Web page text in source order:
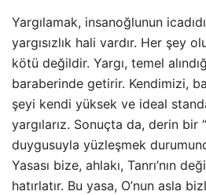
Yargılamak, insanoğlunun
yargısızlık hali vardır. Her şey
kötü değildir. Yargı, temel
baraberinde getirir. Kendimizi,
şeyi kendi yüksek ve ideal
yargılarız. Sonuçta da, derin bir
duygusuyla yüzleşmek
Yasası bize, ahlakı, Tanrı’nın
hatırlatır. Bu yasa, O’nun asla